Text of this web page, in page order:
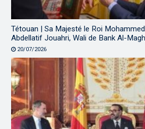
Tétouan | Sa Majesté le Roi
Abdellatif Jouahri, Wali de Bank Al-
20/07/2026